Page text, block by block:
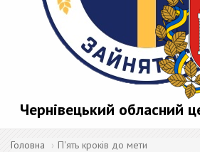
Чернівецький обласний
Головна П'ять кроків до мети